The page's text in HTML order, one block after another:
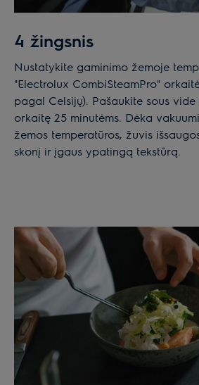
4 žingsnis
Nustatykite gaminimo žemoje temperatūroje režimą
"Electrolux CombiSteamPro"
pagal Celsijų). Pašaukite sous
orkaitę 25 minutėms. Dėka
žemos temperatūros, žuvis
skonį ir įgaus ypatingą tekstūrą.